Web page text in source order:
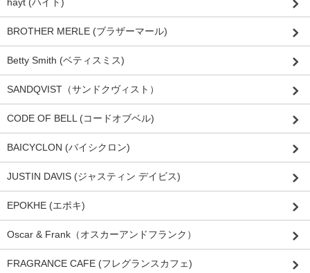
BROTHER MERLE (ブラザーマール)
Betty Smith (ベティスミス)
SANDQVIST（サンドクヴィスト）
CODE OF BELL (コードオブベル)
BAICYCLON (バイシクロン)
JUSTIN DAVIS (ジャスティン デイビス)
EPOKHE (エポキ)
Oscar & Frank（オスカーアンドフランク）
FRAGRANCE CAFE (フレグランスカフェ)